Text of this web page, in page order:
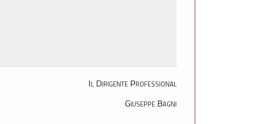
Il Dirigente Professional
Giuseppe Bagni